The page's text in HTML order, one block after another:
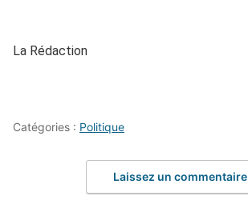
La Rédaction
Catégories : Politique
Laissez un commentaire